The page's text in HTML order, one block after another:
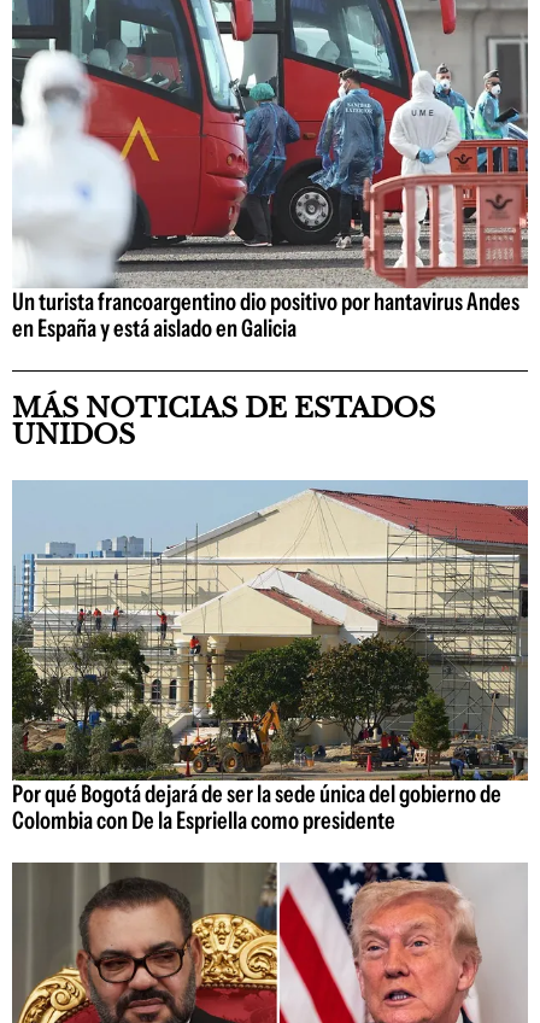
Un turista francoargentino dio positivo por hantavirus Andes
en España y está aislado en Galicia
MÁS NOTICIAS DE ESTADOS
UNIDOS
Por qué Bogotá dejará de ser la sede única del gobierno de
Colombia con De la Espriella como presidente